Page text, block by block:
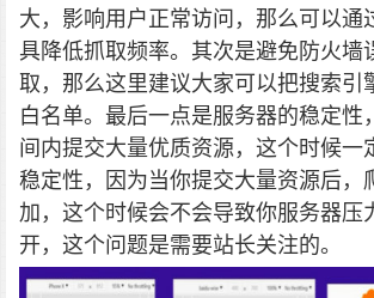
大，影响用户正常访问，那么可以通
具降低抓取频率。其次是避免防火墙
取，那么这里建议大家可以把搜索引
白名单。最后一点是服务器的稳定性
间内提交大量优质资源，这个时候一
稳定性，因为当你提交大量资源后，
加，这个时候会不会导致你服务器压
开，这个问题是需要站长关注的。